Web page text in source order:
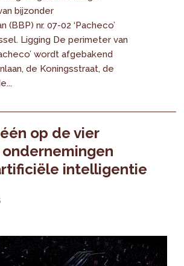
bijzonder
(BBP) nr. 07-02 ‘Pacheco’
Ligging De perimeter van
wordt afgebakend
de Koningsstraat, de
op de vier
intelligentie